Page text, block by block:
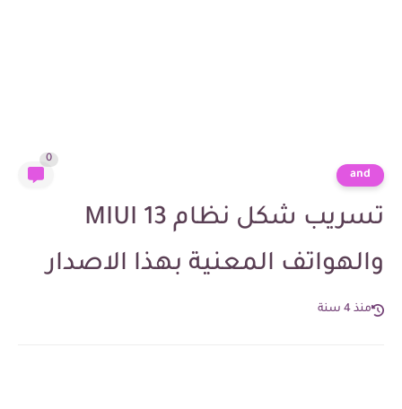
and
0
تسريب شكل نظام MIUI 13
والهواتف المعنية بهذا الاصدار
منذ 4 سنة